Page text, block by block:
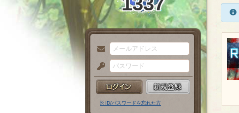
メ
ー
ル
ア
パ
ス
※ ID/パスワードを忘れた方